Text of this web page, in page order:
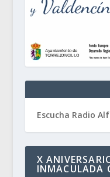
Escucha Radio
X
INMACULADA